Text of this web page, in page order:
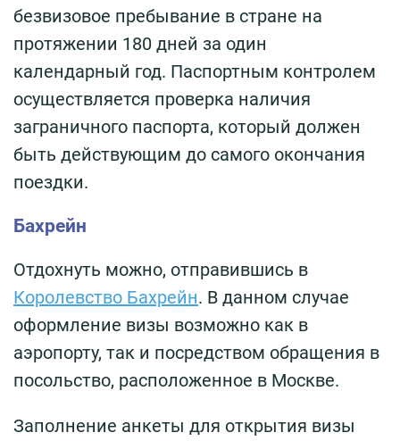
безвизовое пребывание в стране на
протяжении 180 дней за один
календарный год. Паспортным контролем
осуществляется проверка наличия
заграничного паспорта, который должен
быть действующим до самого окончания
поездки.
Бахрейн
Отдохнуть можно, отправившись в
Королевство Бахрейн. В данном случае
оформление визы возможно как в
аэропорту, так и посредством обращения в
посольство, расположенное в Москве.
Заполнение анкеты для открытия визы